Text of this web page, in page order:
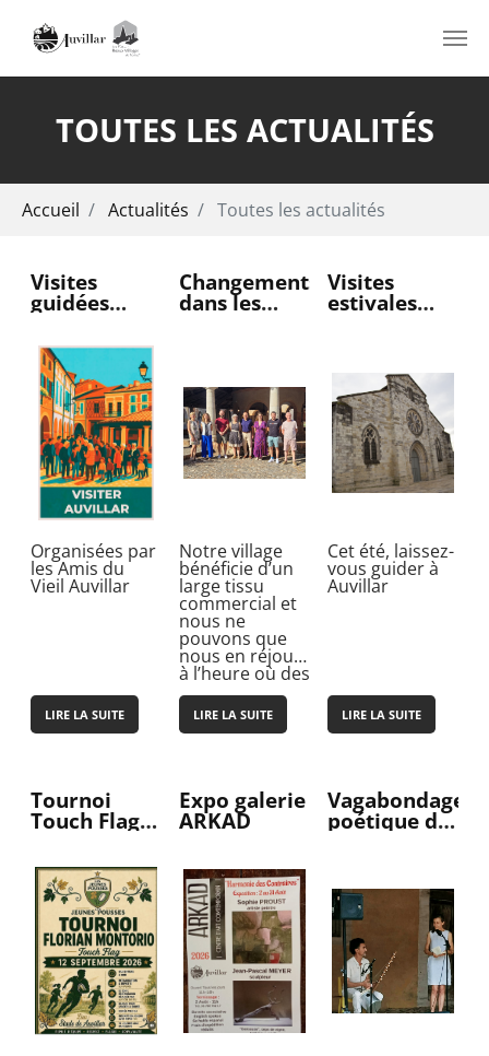
TOUTES LES ACTUALITÉS
Accueil Actualités Toutes les actualités
Visites
guidées
d'Auvillar
Organisées par
les Amis du
Vieil Auvillar
LIRE LA SUITE
Changements
dans les
Notre village
bénéficie d’un
large tissu
commercial et
nous ne
pouvons que
nous en réjouir
à l’heure où des
communes
déplorent la
fermeture
LIRE LA SUITE
Visites
estivales
Cet été, laissez-
vous guider à
Auvillar
LIRE LA SUITE
Tournoi
Touch Flag
Montorio
Expo galerie
ARKAD
Vagabondage
poétique du